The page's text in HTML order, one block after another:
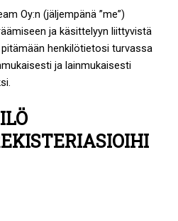
Oy:n (jäljempänä ”me”)
ja käsittelyyn liittyvistä
henkilötietosi turvassa
ja lainmukaisesti